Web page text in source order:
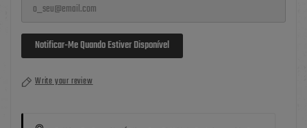
Notificar-Me Quando Estiver Disponível
Write your review